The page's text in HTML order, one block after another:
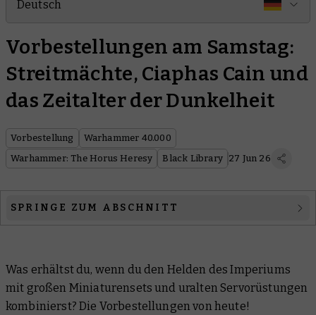
Deutsch
Vorbestellungen am Samstag:
Streitmächte, Ciaphas Cain und
das Zeitalter der Dunkelheit
Vorbestellung
Warhammer 40.000
Warhammer: The Horus Heresy
Black Library 27 Jun 26
SPRINGE ZUM ABSCHNITT
Warhammer: The Horus Heresy
Black Library
Was erhältst du, wenn du den Helden des Imperiums
mit großen Miniaturensets und uralten Servorüstungen
kombinierst? Die Vorbestellungen von heute!